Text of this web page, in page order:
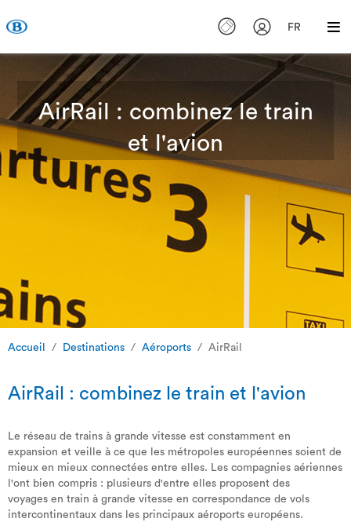
FR
AirRail : combinez le train
et l'avion
Accueil Destinations Aéroports AirRail
AirRail : combinez le train et l'avion
Le réseau de trains à grande vitesse est constamment en
expansion et veille à ce que les métropoles européennes soient de
mieux en mieux connectées entre elles. Les compagnies aériennes
l'ont bien compris : plusieurs d'entre elles proposent des
voyages en train à grande vitesse en correspondance de vols
intercontinentaux dans les principaux aéroports européens.